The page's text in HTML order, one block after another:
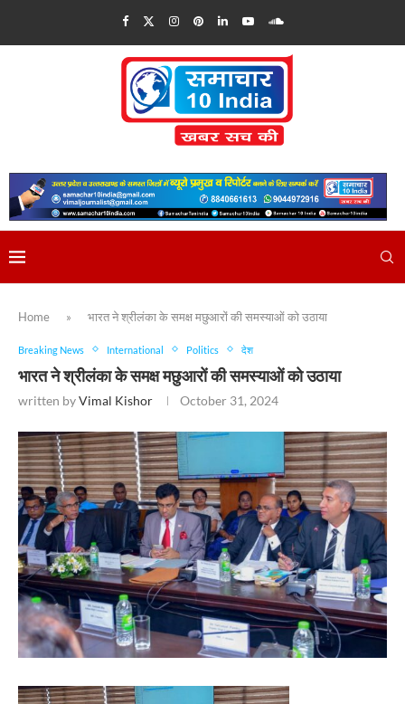
Home » भारत ने श्रीलंका के समक्ष मछुआरों की समस्याओं को उठाया
Breaking News International Politics देश
भारत ने श्रीलंका के समक्ष मछुआरों की समस्याओं को उठाया
written byVimal Kishor October 31, 2024